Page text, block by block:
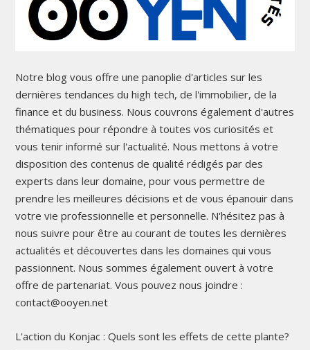
Notre blog vous offre une panoplie d'articles sur les
dernières tendances du high tech, de l'immobilier, de la
finance et du business. Nous couvrons également d'autres
thématiques pour répondre à toutes vos curiosités et
vous tenir informé sur l'actualité. Nous mettons à votre
disposition des contenus de qualité rédigés par des
experts dans leur domaine, pour vous permettre de
prendre les meilleures décisions et de vous épanouir dans
votre vie professionnelle et personnelle. N'hésitez pas à
nous suivre pour être au courant de toutes les dernières
actualités et découvertes dans les domaines qui vous
passionnent. Nous sommes également ouvert à votre
offre de partenariat. Vous pouvez nous joindre :
contact@ooyen.net
L'action du Konjac : Quels sont les effets de cette plante?